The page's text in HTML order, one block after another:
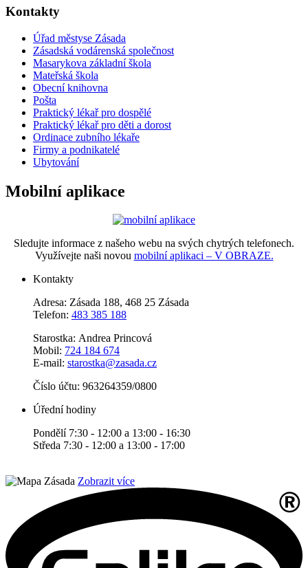
Kontakty
Úřad městyse Zásada
Zásadská vodárenská společnost
Masarykova základní škola
Mateřská škola
Obecní knihovna
Pošta
Praktický lékař pro dospělé
Praktický lékař pro děti a dorost
Ordinace zubního lékaře
Firmy a podnikatelé
Ubytování
Mobilní aplikace
Sledujte informace z našeho webu na svých chytrých telefonech.
Využívejte naši novou mobilní aplikaci – V OBRAZE.
Kontakty
Adresa: Zásada 188, 468 25 Zásada
Telefon: 483 385 188
Starostka: Andrea Princová
Mobil: 724 184 674
E-mail: starostka@zasada.cz
Číslo účtu: 963264359/0800
Úřední hodiny
Pondělí 7:30 - 12:00 a 13:00 - 16:30
Středa 7:30 - 12:00 a 13:00 - 17:00
Zobrazit více